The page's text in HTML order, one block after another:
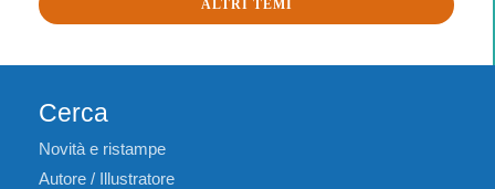
ALTRI TEMI
Cerca
Novità e ristampe
Autore / Illustratore